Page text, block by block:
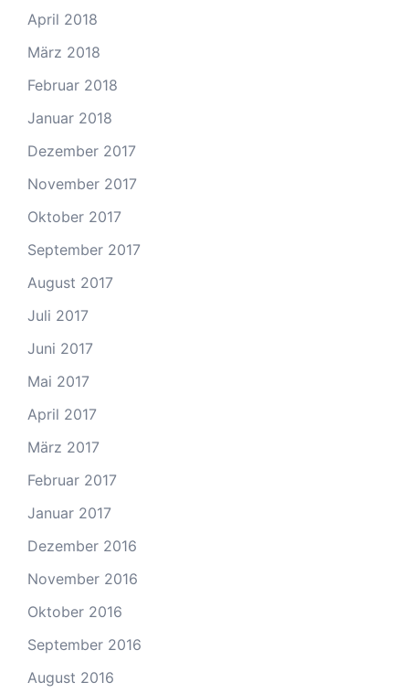
April 2018
März 2018
Februar 2018
Januar 2018
Dezember 2017
November 2017
Oktober 2017
September 2017
August 2017
Juli 2017
Juni 2017
Mai 2017
April 2017
März 2017
Februar 2017
Januar 2017
Dezember 2016
November 2016
Oktober 2016
September 2016
August 2016